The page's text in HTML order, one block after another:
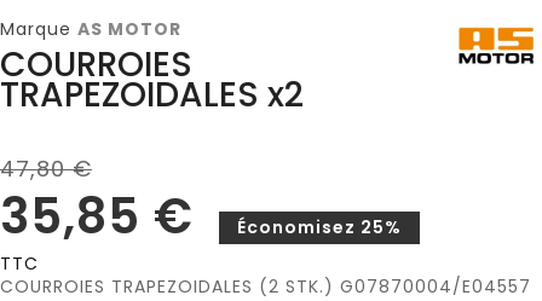
Marque AS MOTOR
COURROIES
TRAPEZOIDALES x2
47,80 €
35,85 €
Économisez 25%
TTC
COURROIES TRAPEZOIDALES (2 STK.) G07870004/E04557